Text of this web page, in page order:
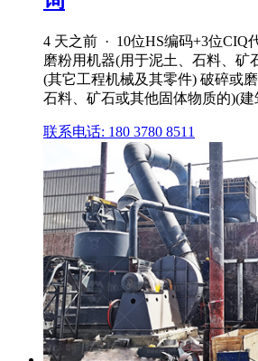
4 天之前 · 10位HS编码+3位CIQ
磨粉用机器(用于泥土、石料、矿
(其它工程机械及其零件) 破碎或
石料、矿石或其他固体物质的)(
联系电话: 180 3780 8511